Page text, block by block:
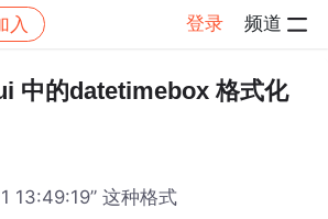
入 登录 频道
帖子详情
中的datetimebox 格式化
13:49:19” 这种格式